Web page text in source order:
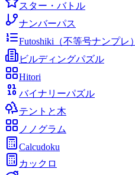
スター・バトル
ナンバーパス
Futoshiki（不等号ナンプレ）
ビルディングパズル
Hitori
バイナリーパズル
テントと木
ノノグラム
Calcudoku
カックロ